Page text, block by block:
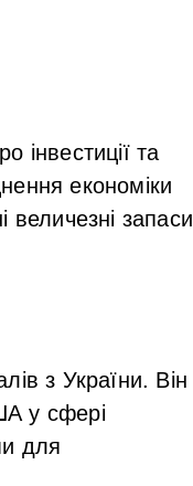
інвестиції та
економіки
величезні запаси
з України. Він
у сфері
для